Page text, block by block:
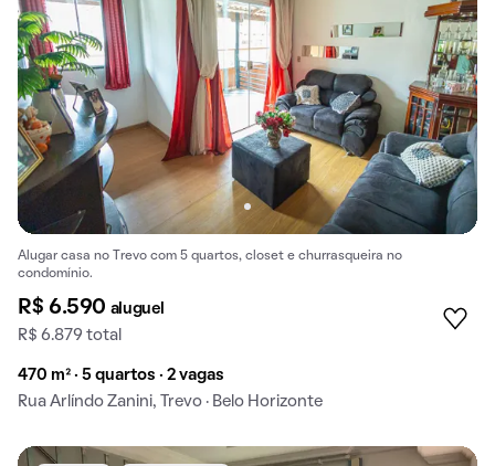
Alugar casa no Trevo com 5 quartos, closet e churrasqueira no
condomínio.
R$ 6.590 aluguel
R$ 6.879 total
470 m² · 5 quartos · 2 vagas
Rua Arlíndo Zanini, Trevo · Belo Horizonte